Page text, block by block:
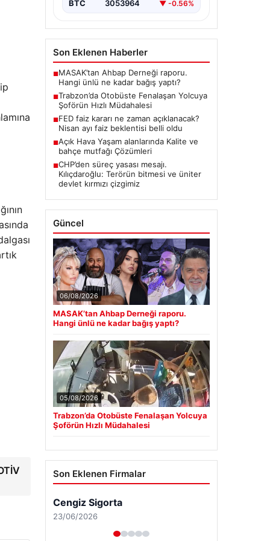
BTC 3053964 ▼ -0.56%
Son Eklenen Haberler
■MASAK’tan Ahbap Derneği raporu.
Hangi ünlü ne kadar bağış yaptı?
■Trabzon’da Otobüste Fenalaşan Yolcuya
Şoförün Hızlı Müdahalesi
■FED faiz kararı ne zaman açıklanacak?
Nisan ayı faiz beklentisi belli oldu
■Açık Hava Yaşam alanlarında Kalite ve
bahçe mutfağı Çözümleri
■CHP’den süreç yasası mesajı.
Kılıçdaroğlu: Terörün bitmesi ve üniter
devlet kırmızı çizgimiz
Güncel
06/08/2026
MASAK’tan Ahbap Derneği raporu.
Hangi ünlü ne kadar bağış yaptı?
05/08/2026
Trabzon’da Otobüste Fenalaşan Yolcuya
Şoförün Hızlı Müdahalesi
Son Eklenen Firmalar
Cengiz Sigorta
23/06/2026